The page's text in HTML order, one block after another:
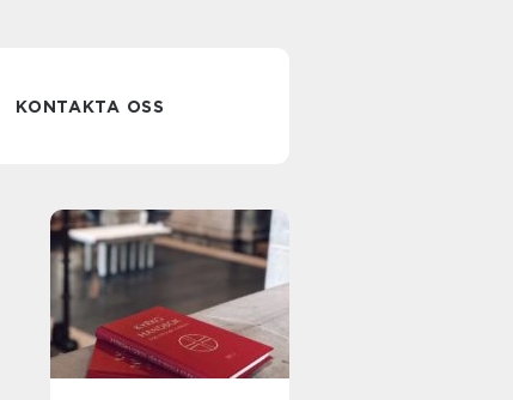
KONTAKTA OSS